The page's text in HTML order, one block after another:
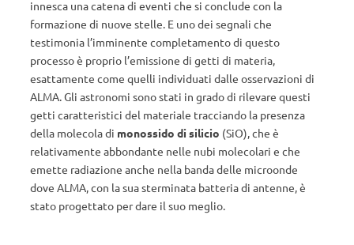
innesca una catena di eventi che si conclude con la
formazione di nuove stelle. E uno dei segnali che
testimonia l’imminente completamento di questo
processo è proprio l’emissione di getti di materia,
esattamente come quelli individuati dalle osservazioni di
ALMA. Gli astronomi sono stati in grado di rilevare questi
getti caratteristici del materiale tracciando la presenza
della molecola di monossido di silicio (SiO), che è
relativamente abbondante nelle nubi molecolari e che
emette radiazione anche nella banda delle microonde
dove ALMA, con la sua sterminata batteria di antenne, è
stato progettato per dare il suo meglio.